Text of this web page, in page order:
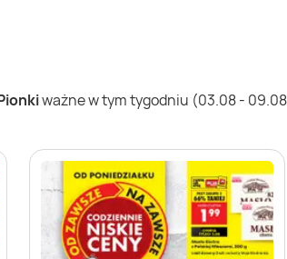
ważne w tym tygodniu (03.08 -